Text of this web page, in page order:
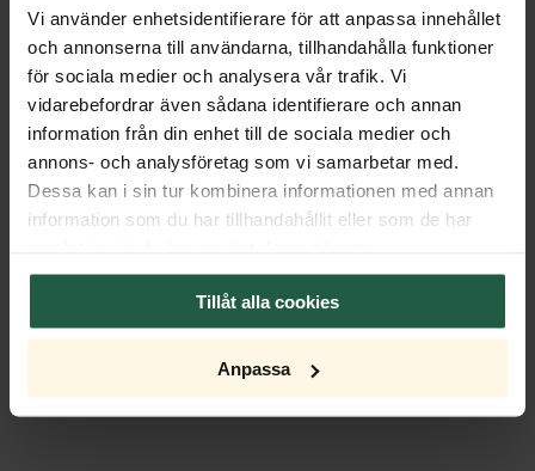
Vi använder enhetsidentifierare för att anpassa innehållet
och annonserna till användarna, tillhandahålla funktioner
för sociala medier och analysera vår trafik. Vi
vidarebefordrar även sådana identifierare och annan
information från din enhet till de sociala medier och
annons- och analysföretag som vi samarbetar med.
Dessa kan i sin tur kombinera informationen med annan
information som du har tillhandahållit eller som de har
Tillåt alla cookies
Anpassa
Specifikationer
Egenskaper
Mått
Transformator
Dimmer
Ljuskälla